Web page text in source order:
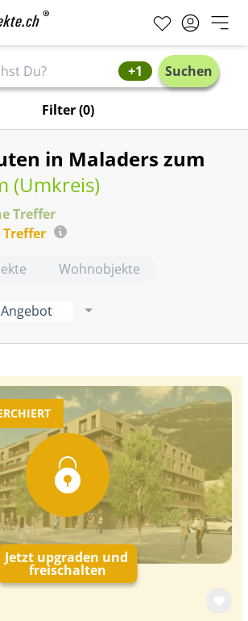
+1 Suchen
Filter(0)
in Maladers zum
(Umkreis)
Treffer
Treffer
Wohnobjekte
Jetzt upgraden und
freischalten